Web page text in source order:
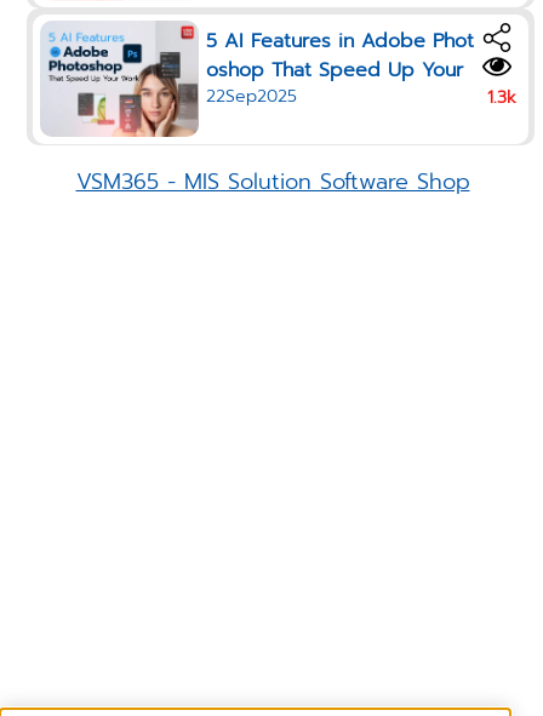
5 AI Features in Adobe Phot
oshop That Speed Up Your
Work in 2025
22Sep2025 1.3k
VSM365 - MIS Solution Software Shop